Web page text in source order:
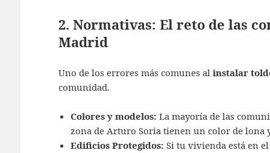
2. Normativas: El reto de las
Madrid
Uno de los errores más comunes al instalar
comunidad.
Colores y modelos: La mayoría de las
zona de Arturo Soria tienen un color de
Edificios Protegidos: Si tu vivienda está en